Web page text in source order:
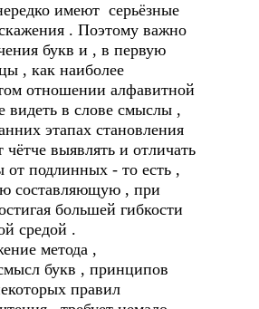
имеют серьёзные
. Поэтому важно
букв и , в первую
, как наиболее
отношении алфавитной
видеть в слове смыслы ,
этапах становления
чётче выявлять и отличать
от подлинных - то есть ,
составляющую , при
большей гибкости
средой .
метода ,
букв , принципов
правил